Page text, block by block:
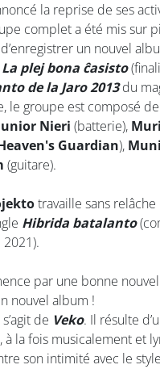
la reprise de ses
complet a été mis sur
un nouvel
La plej bona ĉasisto
de la Jaro 2013du
le groupe est composé de
Nieri (batterie),
Guardian),
(guitare).
travaille sans
Hibrida batalanto
par une bonne
nouvel album !
de Veko. Il résulte
à la fois musicalement et
son intimité avec le